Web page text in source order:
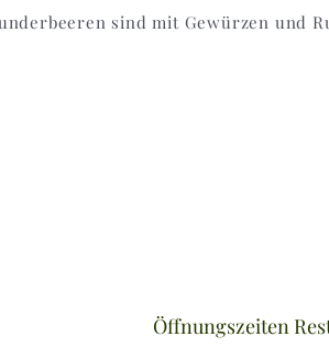
sind mit Gewürzen und
Öffnungszeiten